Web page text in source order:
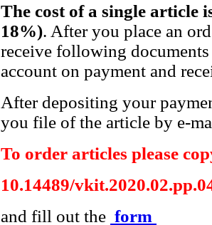
The cost of a single article
18%). After you place an
receive following
account on payment and
After depositing your
you file of the article by e-
To order articles please
10.14489/
and fill out the form